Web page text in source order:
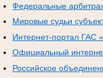
Федеральные
Мировые судьи
Интернет-портал ГАС
Официальный
Российское